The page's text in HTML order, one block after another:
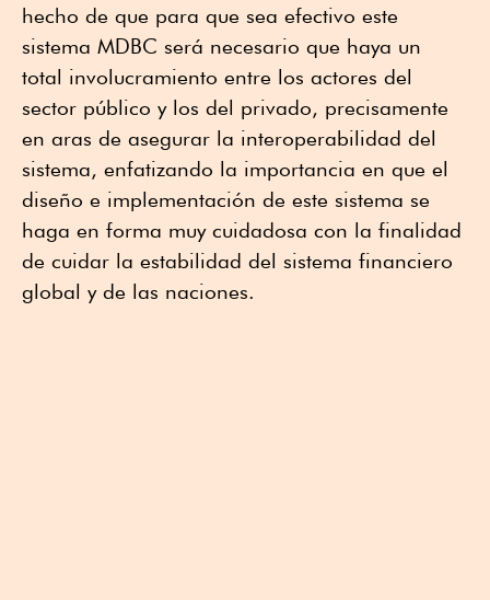
hecho de que para que sea efectivo este
sistema MDBC será necesario que haya un
total involucramiento entre los actores del
sector público y los del privado, precisamente
en aras de asegurar la interoperabilidad del
sistema, enfatizando la importancia en que el
diseño e implementación de este sistema se
haga en forma muy cuidadosa con la finalidad
de cuidar la estabilidad del sistema financiero
global y de las naciones.